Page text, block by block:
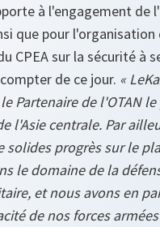
à l'engagement de
que pour
CPEA sur la sécurité à
de ce jour. «
Partenaire de l'OTAN
l'Asie centrale. Par
solides progrès sur le
le domaine de la
et nous avons en
de nos forces